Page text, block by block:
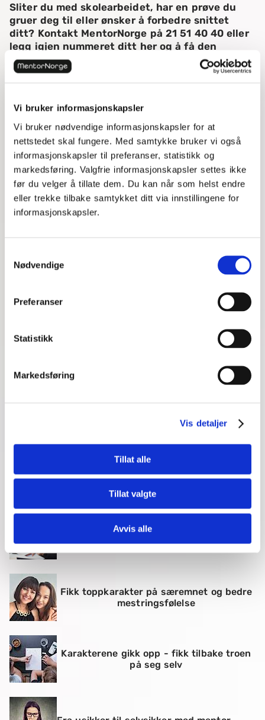
Vi bruker informasjonskapsler
Vi bruker nødvendige informasjonskapsler for at
nettstedet skal fungere. Med samtykke bruker vi også
informasjonskapsler til preferanser, statistikk og
markedsføring. Valgfrie informasjonskapsler settes ikke
før du velger å tillate dem. Du kan når som helst endre
eller trekke tilbake samtykket ditt via innstillingene for
informasjonskapsler.
Nødvendige
Preferanser
Statistikk
Markedsføring
Vis detaljer
Tillat alle
Tillat valgte
Avvis alle
Fra usikker til selvsikker i matte
Gikk opp en hel karakter med mentor
Fikk toppkarakter på særemnet og bedre
mestringsfølelse
Karakterene gikk opp - fikk tilbake troen
på seg selv
Sliter du med skolearbeidet, har en prøve du
gruer deg til eller ønsker å forbedre snittet
ditt? Kontakt MentorNorge på 21 51 40 40 eller
legg igjen nummeret ditt herog å få den
hjelpen du trenger!
Prøv et uforpliktende oppstarsmøte